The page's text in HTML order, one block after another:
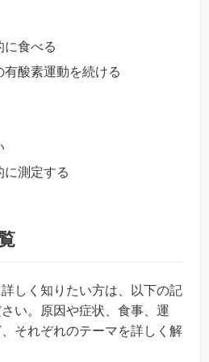
に食べる
有酸素運動を続ける
に測定する
しく知りたい方は、以下の記
い。原因や症状、食事、運
それぞれのテーマを詳しく解